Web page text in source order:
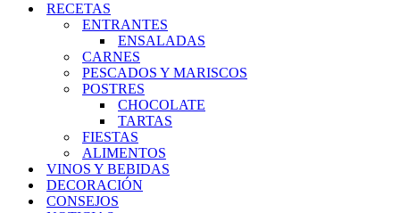
navegaciónRECETAS
ENTRANTES
ENSALADAS
CARNES
PESCADOS Y MARISCOS
POSTRES
CHOCOLATE
TARTAS
FIESTAS
ALIMENTOS
VINOS Y BEBIDAS
DECORACIÓN
CONSEJOS